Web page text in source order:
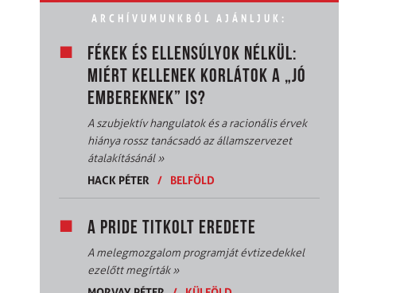
ARCHÍVUMUNKBÓL AJÁNLJUK:
FÉKEK ÉS ELLENSÚLYOK NÉLKÜL:
MIÉRT KELLENEK KORLÁTOK A „JÓ
EMBEREKNEK” IS?
A szubjektív hangulatok és a racionális érvek
hiánya rossz tanácsadó az államszervezet
átalakításánál»
HACK PÉTER
/ BELFÖLD
A PRIDE TITKOLT EREDETE
A melegmozgalom programját évtizedekkel
ezelőtt megírták»